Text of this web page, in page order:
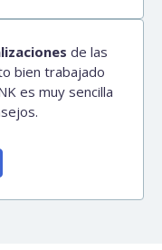
de las
bien trabajado
es muy sencilla